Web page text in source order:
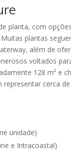
planta, com
plantas
além de
voltados
128 m² e
cerca
unidade)
e Intracoastal)